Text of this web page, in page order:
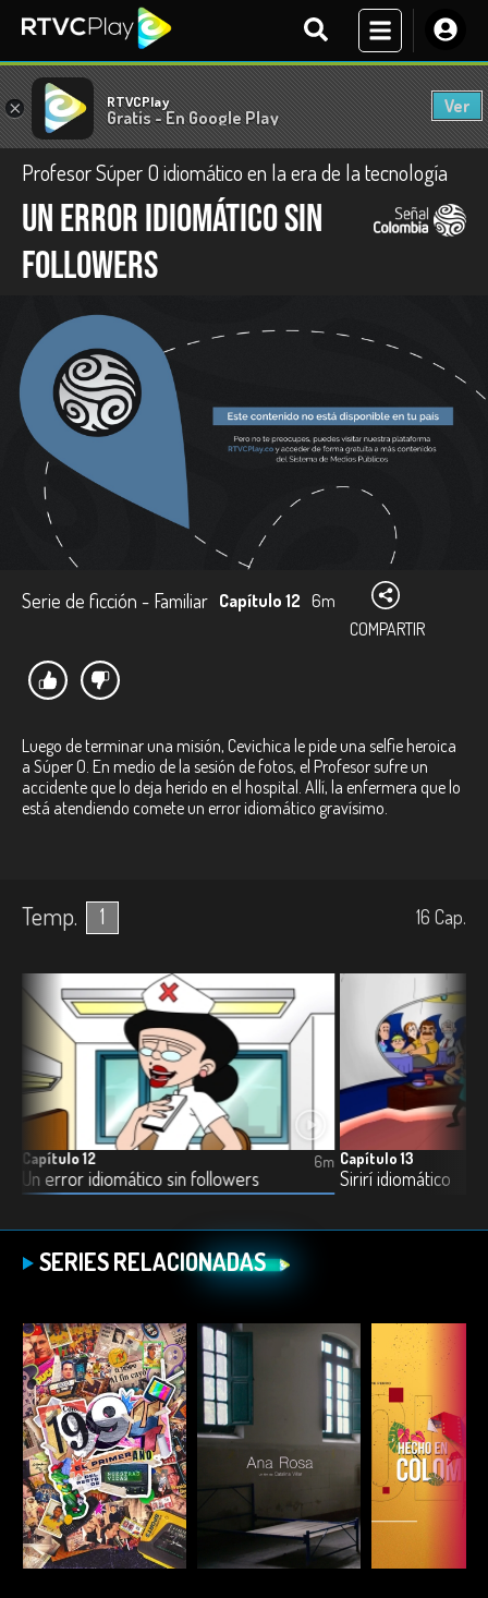
× RTVCPlay
Gratis - En Google Play
Ver
Profesor Súper O idiomático en la era de la tecnología
Un error idiomático sin
followers
Serie de ficción - Familiar Capítulo 12 6m
COMPARTIR
Luego de terminar una misión, Cevichica le pide una selfie heroica
a Súper O. En medio de la sesión de fotos, el Profesor sufre un
accidente que lo deja herido en el hospital. Allí, la enfermera que lo
está atendiendo comete un error idiomático gravísimo.
Temp. 1 16 Cap.
Capítulo 12
Un error idiomático sin followers
6m Capítulo 13
Sirirí idiomático
SERIES RELACIONADAS
ESCUCHAR ESCUCHAR